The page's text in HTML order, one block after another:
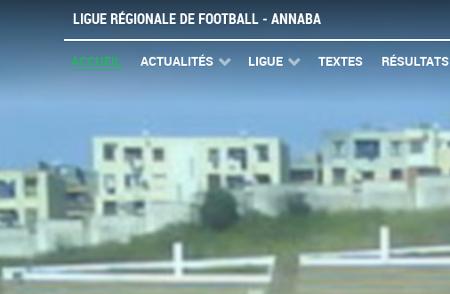
LIGUE RÉGIONALE DE FOOTBALL - ANNABA
ACCUEIL ACTUALITÉS LIGUE TEXTES RÉSULTATS